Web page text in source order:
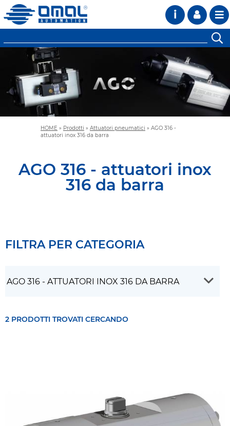
i
HOME » Prodotti » Attuatori pneumatici » AGO 316 -
attuatori inox 316 da barra
AGO 316 - attuatori inox
316 da barra
FILTRA PER CATEGORIA
2 PRODOTTI TROVATI CERCANDO